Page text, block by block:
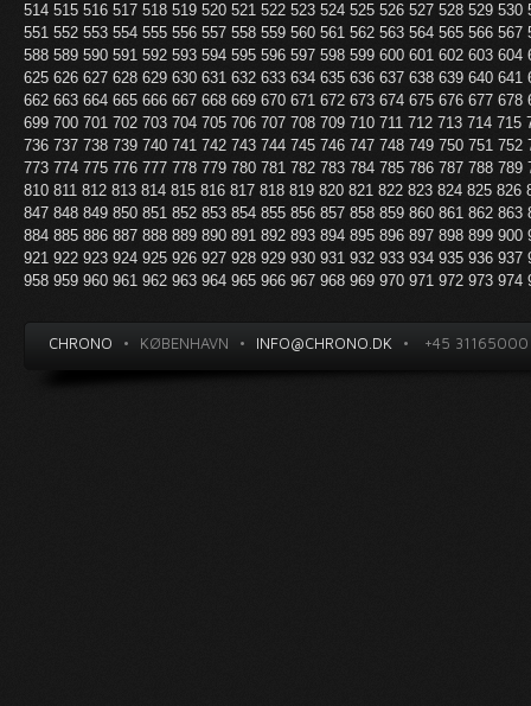
514 515 516 517 518 519 520 521 522 523 524 525 526 527 528 529 530
551 552 553 554 555 556 557 558 559 560 561 562 563 564 565 566 567
588 589 590 591 592 593 594 595 596 597 598 599 600 601 602 603 604
625 626 627 628 629 630 631 632 633 634 635 636 637 638 639 640 641
662 663 664 665 666 667 668 669 670 671 672 673 674 675 676 677 678
699 700 701 702 703 704 705 706 707 708 709 710 711 712 713 714 715
736 737 738 739 740 741 742 743 744 745 746 747 748 749 750 751 752
773 774 775 776 777 778 779 780 781 782 783 784 785 786 787 788 789
810 811 812 813 814 815 816 817 818 819 820 821 822 823 824 825 826
847 848 849 850 851 852 853 854 855 856 857 858 859 860 861 862 863
884 885 886 887 888 889 890 891 892 893 894 895 896 897 898 899 900
921 922 923 924 925 926 927 928 929 930 931 932 933 934 935 936 937
958 959 960 961 962 963 964 965 966 967 968 969 970 971 972 973 974
CHRONO • KØBENHAVN • INFO@CHRONO.DK • +45 31165000